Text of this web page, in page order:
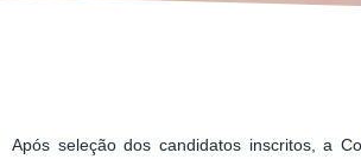
Após seleção dos candidatos inscritos, a